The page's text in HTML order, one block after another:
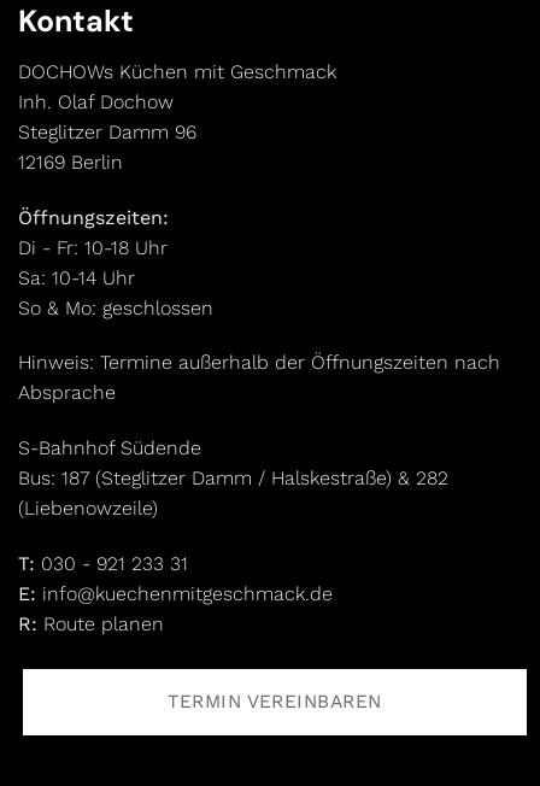
Kontakt
DOCHOWs Küchen mit Geschmack
Inh. Olaf Dochow
Steglitzer Damm 96
12169 Berlin
Öffnungszeiten:
Di - Fr: 10-18 Uhr
Sa: 10-14 Uhr
So & Mo: geschlossen
Hinweis: Termine außerhalb der Öffnungszeiten nach
Absprache
S-Bahnhof Südende
Bus: 187 (Steglitzer Damm / Halskestraße) & 282
(Liebenowzeile)
T: 030 - 921 233 31
E: info@kuechenmitgeschmack.de
R: Route planen
TERMIN VEREINBAREN